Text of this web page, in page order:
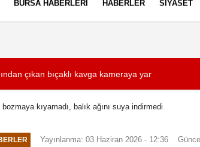
BURSA HABERLERI HABERLER SIYASET
çıkan bıçaklı kavga kameraya yansıdı: 2 yaralı
bozmaya kıyamadı, balık ağını suya indirmedi
Yayınlanma: 03 Haziran 2026 - 12:36